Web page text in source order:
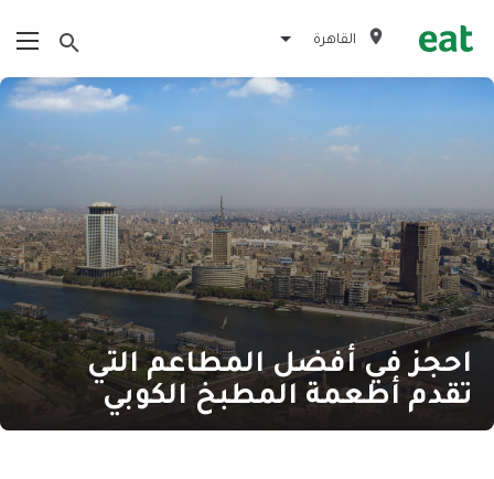
القاهرة
احجز في أفضل المطاعم التي
تقدم أطعمة المطبخ الكوبي